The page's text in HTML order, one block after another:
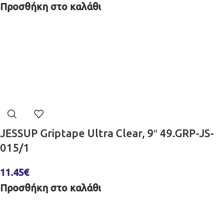
Προσθήκη στο καλάθι
JESSUP Griptape Ultra Clear, 9″ 49.GRP-JS-
015/1
11.45€
Προσθήκη στο καλάθι